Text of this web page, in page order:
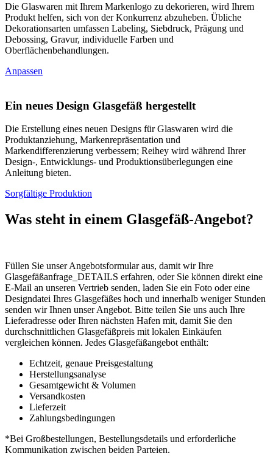
Die Glaswaren mit Ihrem Markenlogo zu dekorieren, wird Ihrem
Produkt helfen, sich von der Konkurrenz abzuheben. Übliche
Dekorationsarten umfassen Labeling, Siebdruck, Prägung und
Debossing, Gravur, individuelle Farben und
Oberflächenbehandlungen.
Anpassen
Ein neues Design Glasgefäß hergestellt
Die Erstellung eines neuen Designs für Glaswaren wird die
Produktanziehung, Markenrepräsentation und
Markendifferenzierung verbessern; Reihey wird während Ihrer
Design-, Entwicklungs- und Produktionsüberlegungen eine
Anleitung bieten.
Sorgfältige Produktion
Was steht in einem Glasgefäß-Angebot?
Füllen Sie unser Angebotsformular aus, damit wir Ihre
Glasgefäßanfrage_DETAILS erfahren, oder Sie können direkt eine
E-Mail an unseren Vertrieb senden, laden Sie ein Foto oder eine
Designdatei Ihres Glasgefäßes hoch und innerhalb weniger Stunden
senden wir Ihnen unser Angebot. Bitte teilen Sie uns auch Ihre
Lieferadresse oder Ihren nächsten Hafen mit, damit Sie den
durchschnittlichen Glasgefäßpreis mit lokalen Einkäufen
vergleichen können. Jedes Glasgefäßangebot enthält:
Echtzeit, genaue Preisgestaltung
Herstellungsanalyse
Gesamtgewicht & Volumen
Versandkosten
Lieferzeit
Zahlungsbedingungen
*Bei Großbestellungen, Bestellungsdetails und erforderliche
Kommunikation zwischen beiden Parteien.